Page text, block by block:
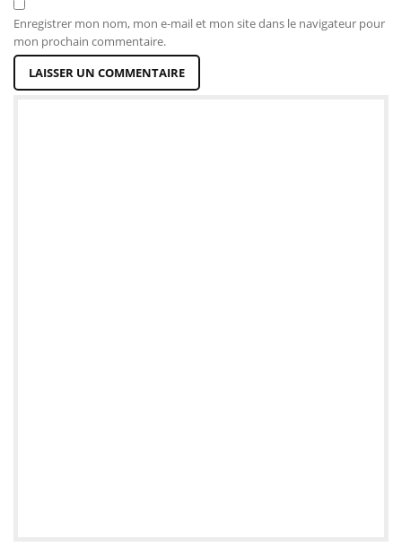
Enregistrer mon nom, mon e-mail et mon site dans le navigateur pour
mon prochain commentaire.